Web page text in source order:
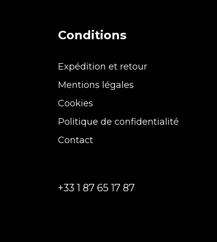
Conditions
Expédition et retour
Mentions légales
Cookies
Politique de confidentialité
Contact
+33 1 87 65 17 87